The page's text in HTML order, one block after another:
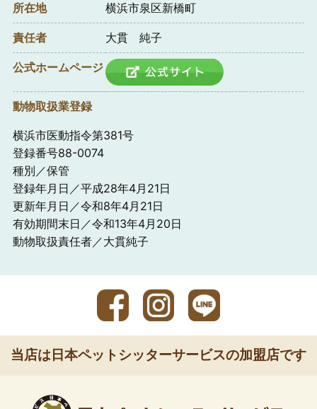
所在地 横浜市泉区新橋町
責任者 大貫 純子
公式ホームページ
動物取扱業登録
横浜市医動指令第381号
登録番号88-0074
種別／保管
登録年月日／平成28年4月21日
更新年月日／令和8年4月21日
有効期間末日／令和13年4月20日
動物取扱責任者／大貫純子
当店は日本ペットシッターサービスの加盟店です